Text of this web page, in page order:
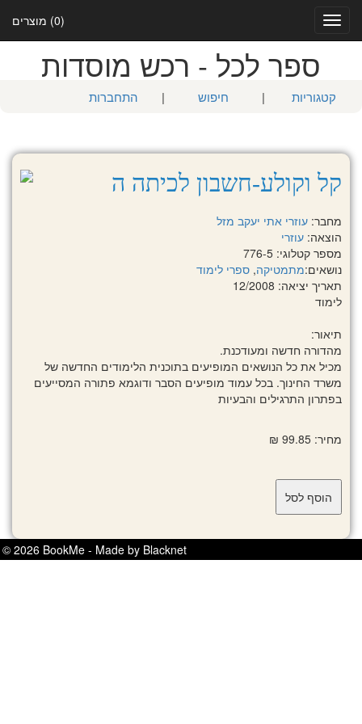
(0) מוצרים
Toggle
navigation
ספר לכל - רכש מוסדות
קטגוריות | חיפוש | התחברות
קל וקולע-חשבון לכיתה ה
מחבר: עוזרי אתי יעקב מזל
הוצאה: עוזרי
מספר קטלוגי: 776-5
נושאים:מתמטיקה, ספרי לימוד
תאריך יציאה: 12/2008
לימוד
תיאור:
מהדורה חדשה ומעודכנת.
מכיל את כל הנושאים המופיעים בתוכנית הלימודים החדשה של
משרד החינוך. בכל עמוד מופיעים הסבר ודוגמא פתורה המסייעים
בפתרון התרגילים והבעיות
מחיר: 99.85 ₪
© 2026 BookMe - Made by Blacknet